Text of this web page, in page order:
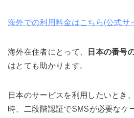
海外での利用料金はこちら(公式サ
海外在住者にとって、 日本の番号
はとても助かります。
日本のサービスを利用したいとき
時、二段階認証でSMSが必要なケ